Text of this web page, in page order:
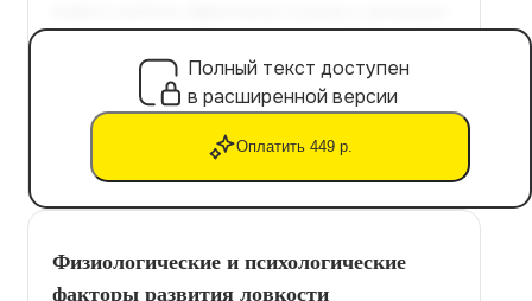
Полный текст доступен
в расширенной версии
Оплатить 449 р.
Физиологические и психологические
факторы развития ловкости